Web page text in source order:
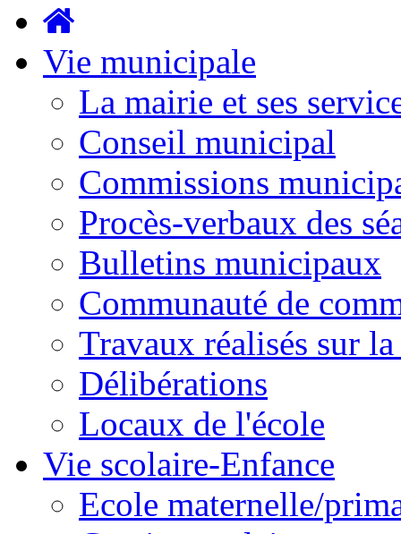
Vie municipale
La mairie et ses
Conseil municipal
Commissions
Procès-verbaux des
Bulletins municipaux
Communauté de
Travaux réalisés sur
Délibérations
Locaux de l'école
Vie scolaire-Enfance
Ecole maternelle/